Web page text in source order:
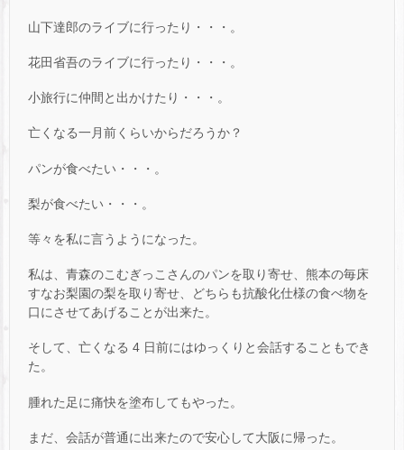
山下達郎のライブに行ったり・・・。
花田省吾のライブに行ったり・・・。
小旅行に仲間と出かけたり・・・。
亡くなる一月前くらいからだろうか？
パンが食べたい・・・。
梨が食べたい・・・。
等々を私に言うようになった。
私は、青森のこむぎっこさんのパンを取り寄せ、熊本の毎床
すなお梨園の梨を取り寄せ、どちらも抗酸化仕様の食べ物を
口にさせてあげることが出来た。
そして、亡くなる 4 日前にはゆっくりと会話することもでき
た。
腫れた足に痛快を塗布してもやった。
まだ、会話が普通に出来たので安心して大阪に帰った。